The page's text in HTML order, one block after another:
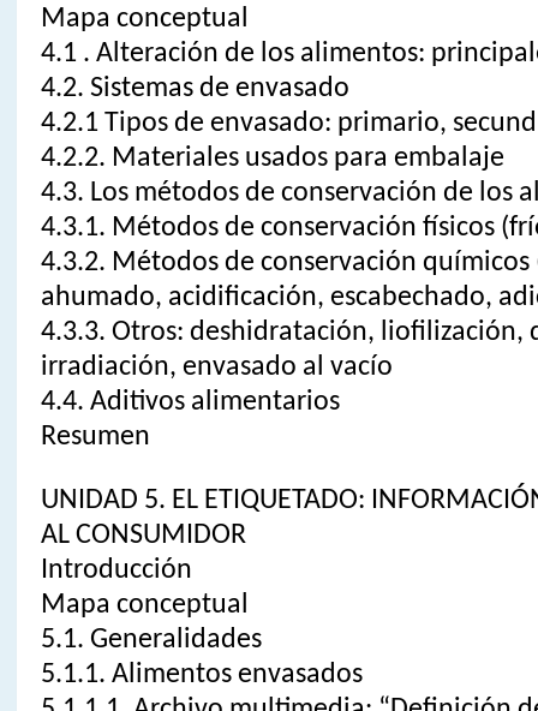
Mapa conceptual
4.1 . Alteración de los alimentos:
4.2. Sistemas de envasado
4.2.1 Tipos de envasado: primario,
4.2.2. Materiales usados para embalaje
4.3. Los métodos de conservación de los
4.3.1. Métodos de conservación físicos
4.3.2. Métodos de conservación químicos
ahumado, acidificación, escabechado,
4.3.3. Otros: deshidratación, liofilización,
irradiación, envasado al vacío
4.4. Aditivos alimentarios
Resumen
UNIDAD 5. EL ETIQUETADO:
AL CONSUMIDOR
Introducción
Mapa conceptual
5.1. Generalidades
5.1.1. Alimentos envasados